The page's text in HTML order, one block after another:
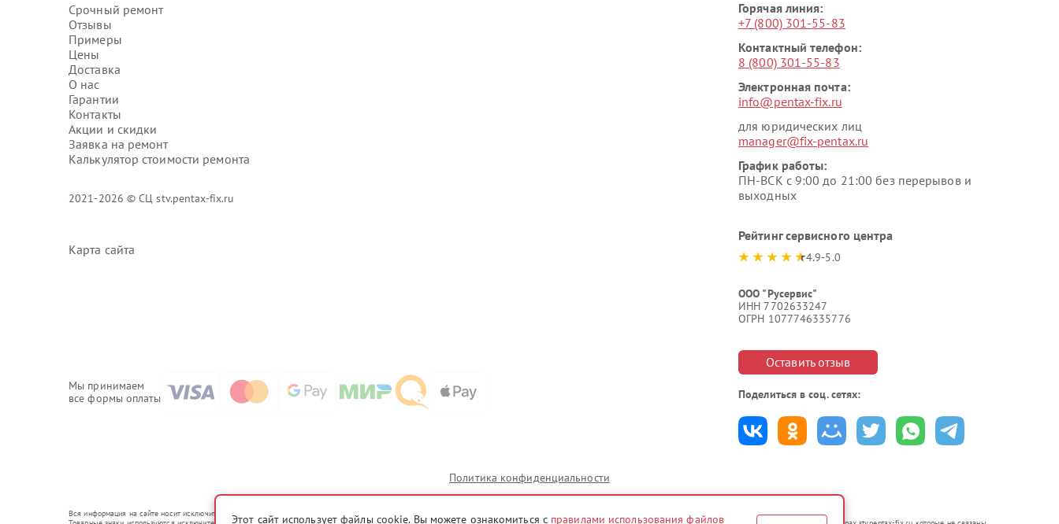
Срочный ремонт
Отзывы
Примеры
Цены
Доставка
О нас
Гарантии
Контакты
Акции и скидки
Заявка на ремонт
Калькулятор стоимости ремонта
2021-2026 © СЦ stv.pentax-fix.ru
Карта сайта
Мы принимаем
все формы оплаты
Горячая линия:
+7 (800) 301-55-83
Контактный телефон:
8 (800) 301-55-83
Электронная почта:
info@pentax-fix.ru
для юридических лиц
manager@fix-pentax.ru
График работы:
ПН-ВСК с 9:00 до 21:00 без перерывов и
выходных
Рейтинг сервисного центра
4.9-5.0
ООО "Русервис"
ИНН 7702633247
ОГРН 1077746335776
Оставить отзыв
Поделиться в соц. сетях:
Политика конфиденциальности
Вся информация на сайте носит исключительно справочный характер.Этот сайт использует файлы cookie. Вы можете ознакомиться с правилами использования файлов